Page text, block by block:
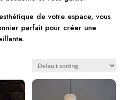
de votre espace, vous
parfait pour créer une